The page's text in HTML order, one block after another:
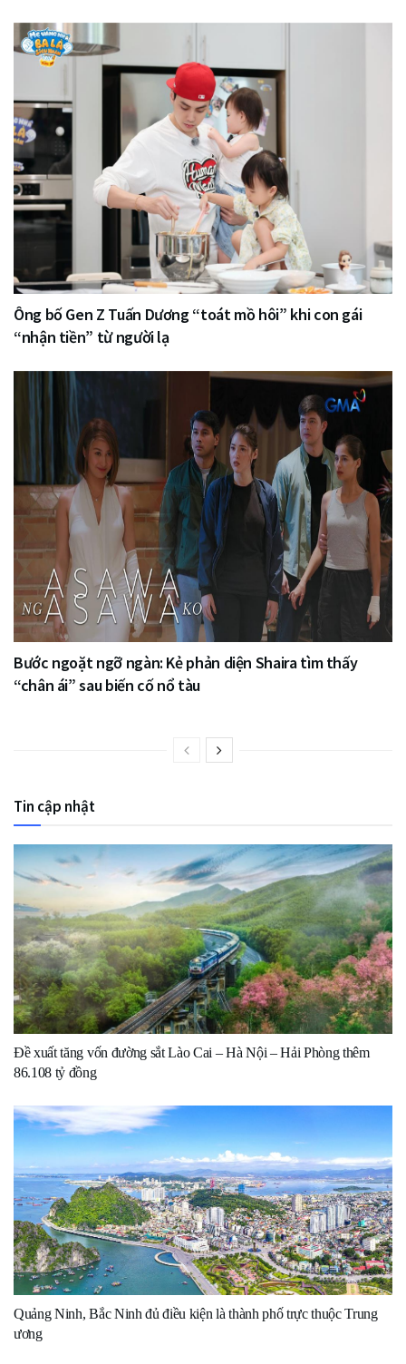
Ông bố Gen Z Tuấn Dương “toát mồ hôi” khi con gái
“nhận tiền” từ người lạ
Bước ngoặt ngỡ ngàn: Kẻ phản diện Shaira tìm thấy
“chân ái” sau biến cố nổ tàu
Tin cập nhật
Đề xuất tăng vốn đường sắt Lào Cai – Hà Nội – Hải Phòng thêm
86.108 tỷ đồng
Quảng Ninh, Bắc Ninh đủ điều kiện là thành phố trực thuộc Trung
ương